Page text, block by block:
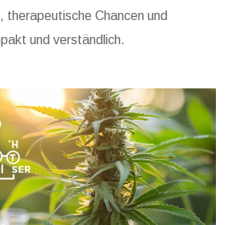
Chancen und
und verständlich.